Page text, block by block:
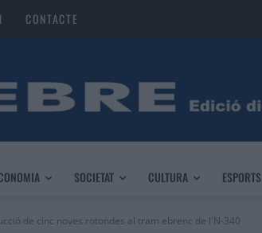
CONTACTE
SOCIETAT CULTURA ESPORTS
de cinc noves rotondes al tram ebrenc de l'N-340